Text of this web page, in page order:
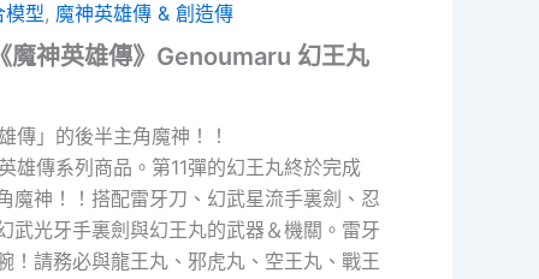
模型, 魔神英雄傳 & 創造傳
魔神英雄傳》Genoumaru 幻王丸
傳」的後半主角魔神！！
雄傳系列商品。第11彈的幻王丸終於完成
魔神！！搭配雷牙刀、幻武星流手裏劍、忍
武光牙手裏劍與幻王丸的武器＆機關。雷牙
！請務必與龍王丸、邪虎丸、空王丸、戰王